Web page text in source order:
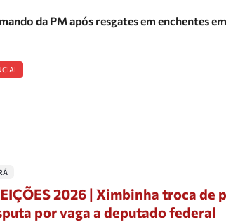
da PM após resgates em enchentes
2026 | Ximbinha troca de
por vaga a deputado federal